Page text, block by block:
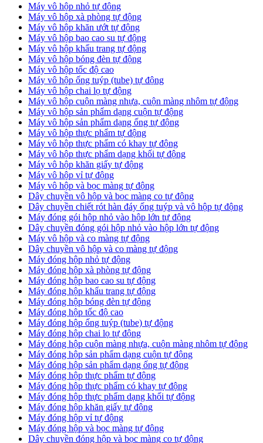
Máy vô hộp nhỏ tự động
Máy vô hộp xà phòng tự động
Máy vô hộp khăn ướt tự động
Máy vô hộp bao cao su tự động
Máy vô hộp khẩu trang tự động
Máy vô hộp bóng đèn tự động
Máy vô hộp tốc độ cao
Máy vô hộp ống tuýp (tube) tự động
Máy vô hộp chai lọ tự động
Máy vô hộp cuộn màng nhựa, cuộn màng nhôm tự động
Máy vô hộp sản phẩm dạng cuộn tự động
Máy vô hộp sản phẩm dạng ống tự động
Máy vô hộp thực phẩm tự động
Máy vô hộp thực phẩm có khay tự động
Máy vô hộp thực phẩm dạng khối tự động
Máy vô hộp khăn giấy tự động
Máy vô hộp vỉ tự động
Máy vô hộp và bọc màng tự động
Dây chuyền vô hộp và bọc màng co tự động
Dây chuyền chiết rót hàn đáy ống tuýp và vô hộp tự động
Máy đóng gói hộp nhỏ vào hộp lớn tự động
Dây chuyền đóng gói hộp nhỏ vào hộp lớn tự động
Máy vô hộp và co màng tự động
Dây chuyền vô hộp và co màng tự động
Máy đóng hộp nhỏ tự động
Máy đóng hộp xà phòng tự động
Máy đóng hộp bao cao su tự động
Máy đóng hộp khẩu trang tự động
Máy đóng hộp bóng đèn tự động
Máy đóng hộp tốc độ cao
Máy đóng hộp ống tuýp (tube) tự động
Máy đóng hộp chai lọ tự động
Máy đóng hộp cuộn màng nhựa, cuộn màng nhôm tự động
Máy đóng hộp sản phẩm dạng cuộn tự động
Máy đóng hộp sản phẩm dạng ống tự động
Máy đóng hộp thực phẩm tự động
Máy đóng hộp thực phẩm có khay tự động
Máy đóng hộp thực phẩm dạng khối tự động
Máy đóng hộp khăn giấy tự động
Máy đóng hộp vỉ tự động
Máy đóng hộp và bọc màng tự động
Dây chuyền đóng hộp và bọc màng co tự động